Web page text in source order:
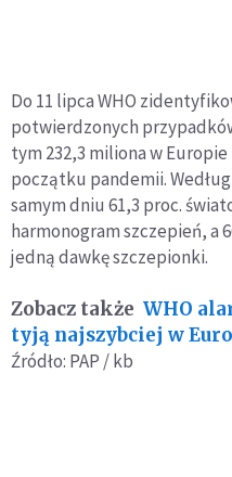
Do 11 lipca WHO
potwierdzonych
tym 232,3 miliona w
początku pandemii.
samym dniu 61,3 proc.
harmonogram szczepień, a
jedną dawkę szczepionki.
Zobacz także WHO
tyją najszybciej w
Źródło: PAP / kb